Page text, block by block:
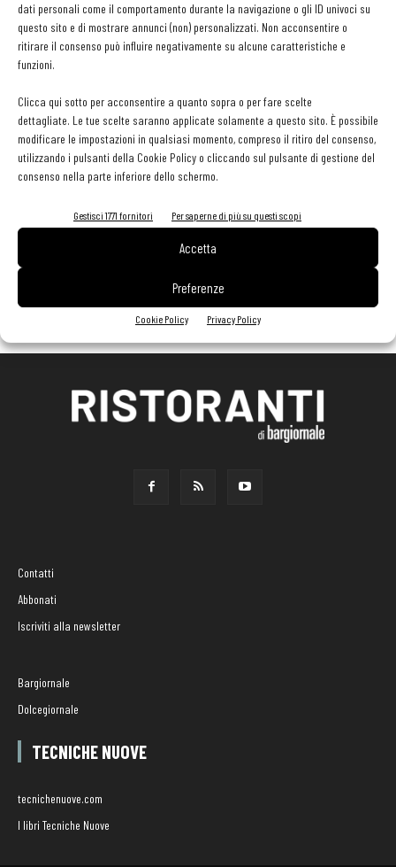
dati personali come il comportamento durante la navigazione o gli ID univoci su
questo sito e di mostrare annunci (non) personalizzati. Non acconsentire o
ritirare il consenso può influire negativamente su alcune caratteristiche e
funzioni.
Clicca qui sotto per acconsentire a quanto sopra o per fare scelte
dettagliate. Le tue scelte saranno applicate solamente a questo sito. È possibile
modificare le impostazioni in qualsiasi momento, compreso il ritiro del consenso,
utilizzando i pulsanti della Cookie Policy o cliccando sul pulsante di gestione del
consenso nella parte inferiore dello schermo.
Gestisci 1771 fornitori Per saperne di più su questi scopi
Accetta
Preferenze
Cookie Policy Privacy Policy
EDICOLA WEB
Contatti
Abbonati
Iscriviti alla newsletter
Bargiornale
Dolcegiornale
TECNICHE NUOVE
tecnichenuove.com
I libri Tecniche Nuove